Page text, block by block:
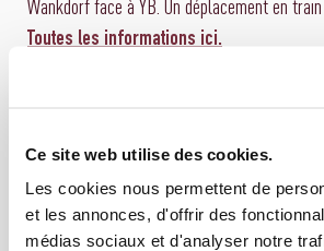
Ce site web utilise des cookies.
Les cookies nous permettent de
et les annonces, d'offrir des
médias sociaux et d'analyser notre
Wankdorf face à YB. Un déplacement en
Toutes les informations ici.
ARTICLES SIMILAIRES